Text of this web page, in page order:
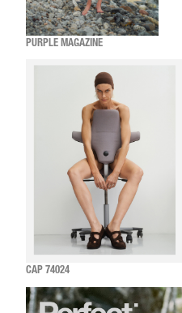
PURPLE MAGAZINE
CAP 74024